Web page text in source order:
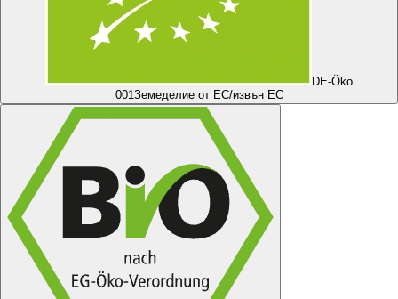
DE-Öko
001Земеделие от ЕС/извън ЕС